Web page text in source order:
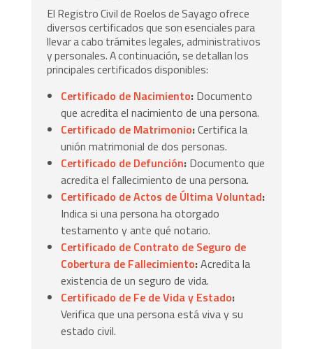
El Registro Civil de Roelos de Sayago ofrece
diversos certificados que son esenciales para
llevar a cabo trámites legales, administrativos
y personales. A continuación, se detallan los
principales certificados disponibles:
Certificado de Nacimiento: Documento
que acredita el nacimiento de una persona.
Certificado de Matrimonio:Certifica la
unión matrimonial de dos personas.
Certificado de Defunción: Documento que
acredita el fallecimiento de una persona.
Certificado de Actos de Última Voluntad:
Indica si una persona ha otorgado
testamento y ante qué notario.
Certificado de Contrato de Seguro de
Cobertura de Fallecimiento:Acredita la
existencia de un seguro de vida.
Certificado de Fe de Vida y Estado:
Verifica que una persona está viva y su
estado civil.